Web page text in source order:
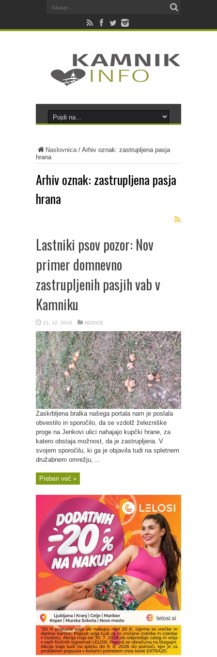
Naslovnica/ Arhiv oznak: zastrupljena pasja
hrana
Arhiv oznak: zastrupljena pasja
hrana
Lastniki psov pozor: Nov
primer domnevno
zastrupljenih pasjih vab v
Kamniku
21. 12. 2016 NOVICE
Zaskrbljena bralka našega portala nam je poslala
obvestilo in sporočilo, da se vzdolž železniške
proge na Jenkovi ulici nahajajo kupčki hrane, za
katero obstaja možnost, da je zastrupljena. V
svojem sporočilu, ki ga je objavila tudi na spletnem
družabnem omrežju, ...
Preberi več »